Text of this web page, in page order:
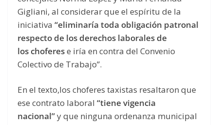
Gigliani, al considerar que el espíritu de la
iniciativa “eliminaría toda obligación patronal
respecto de los derechos laborales de
los choferese iría en contra del Convenio
Colectivo de Trabajo”.
En el texto,los choferes taxistas resaltaron que
ese contrato laboral “tiene vigencia
nacional”y que ninguna ordenanza municipal